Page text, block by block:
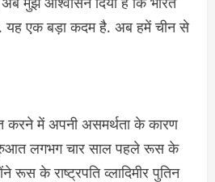
यह एक बड़ा कदम है. अब हमें चीन से
करने में अपनी असमर्थता के कारण
लगभग चार साल पहले रूस के
के राष्ट्रपति व्लादिमीर पुतिन